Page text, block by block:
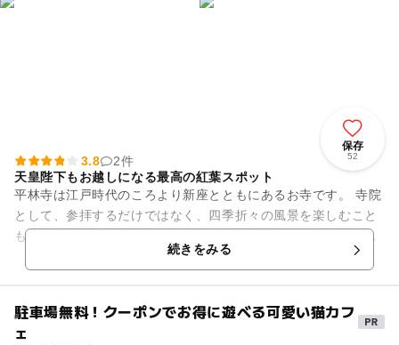
保存
52
3.8
2件
天皇陛下もお越しになる最高の紅葉スポット
平林寺は江戸時代のころより新座とともにあるお寺です。 寺院
として、参拝するだけではなく、四季折々の風景を楽しむこと
もできるスポットとして人気も高く、観光客も大勢訪れます。
中でも、天皇皇后両陛下...続きをみる
駐車場無料！クーポンでお得に遊べる可愛い猫カフ
ェ